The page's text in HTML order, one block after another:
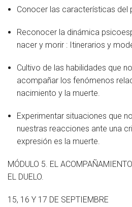
Conocer las características del
Reconocer la dinámica
nacer y morir : Itinerarios y
Cultivo de las habilidades que
acompañar los fenómenos
nacimiento y la muerte.
Experimentar situaciones que
nuestras reacciones ante una
expresión es la muerte.
MÓDULO 5. EL
EL DUELO.
15, 16 Y 17 DE SEPTIEMBRE